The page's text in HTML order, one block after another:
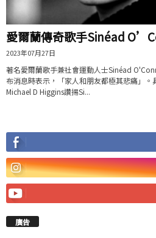
愛爾蘭傳奇歌手Sinéad
2023年07月27日
著名愛爾蘭歌手兼社會運動人士Sinéad
布消息時表示，「家人和朋友都極其悲痛」
Michael D Higgins讚揚Si...
廣告